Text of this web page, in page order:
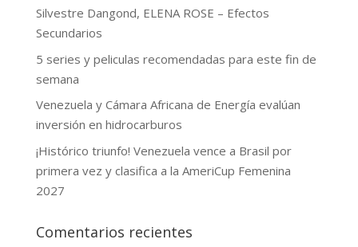
Silvestre Dangond, ELENA ROSE – Efectos
Secundarios
5 series y peliculas recomendadas para este fin de
semana
Venezuela y Cámara Africana de Energía evalúan
inversión en hidrocarburos
¡Histórico triunfo! Venezuela vence a Brasil por
primera vez y clasifica a la AmeriCup Femenina
2027
Comentarios recientes